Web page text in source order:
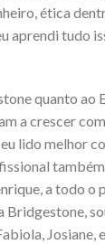
ética
aprendi tudo
quanto ao
a crescer
lido melhor
a todo o
Bridgestone,
Josiane,